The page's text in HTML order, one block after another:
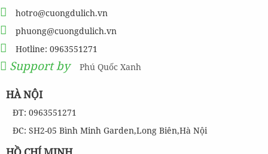
hotro@cuongdulich.vn
phuong@cuongdulich.vn
Hotline: 0963551271
Support by Phú Quốc Xanh
HÀ NỘI
ĐT: 0963551271
ĐC: SH2-05 Bình Minh Garden,Long Biên,Hà Nội